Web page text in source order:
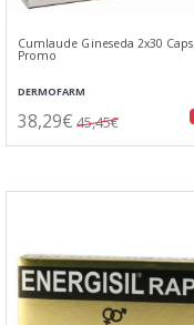
Cumlaude Gineseda 2x30 Caps
Promo
DERMOFARM
38,29€ 45,45€